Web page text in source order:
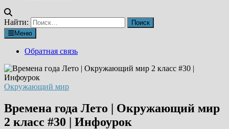
Найти:
Меню
Обратная связь
Окружающий мир
Времена года Лето | Окружающий мир
2 класс #30 | Инфоурок